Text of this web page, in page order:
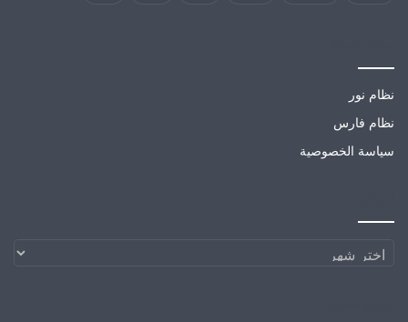
نظام نور
نظام فارس
سياسة الخصوصية
الارشيف